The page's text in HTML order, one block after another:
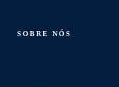
SOBRE NÓS